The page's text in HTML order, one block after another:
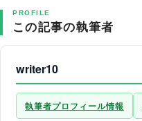
PROFILE
この記事の執筆者
writer10
執筆者プロフィール情報